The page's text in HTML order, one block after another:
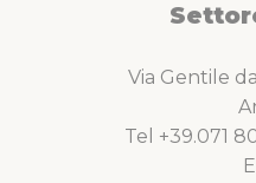
Via Gentile
Tel +39.071